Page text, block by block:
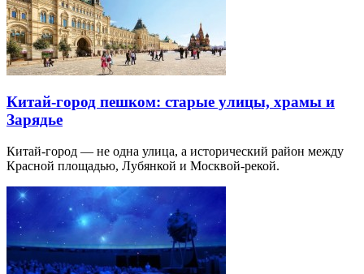
Китай-город пешком: старые улицы, храмы и
Зарядье
Китай-город — не одна улица, а исторический район между
Красной площадью, Лубянкой и Москвой-рекой.